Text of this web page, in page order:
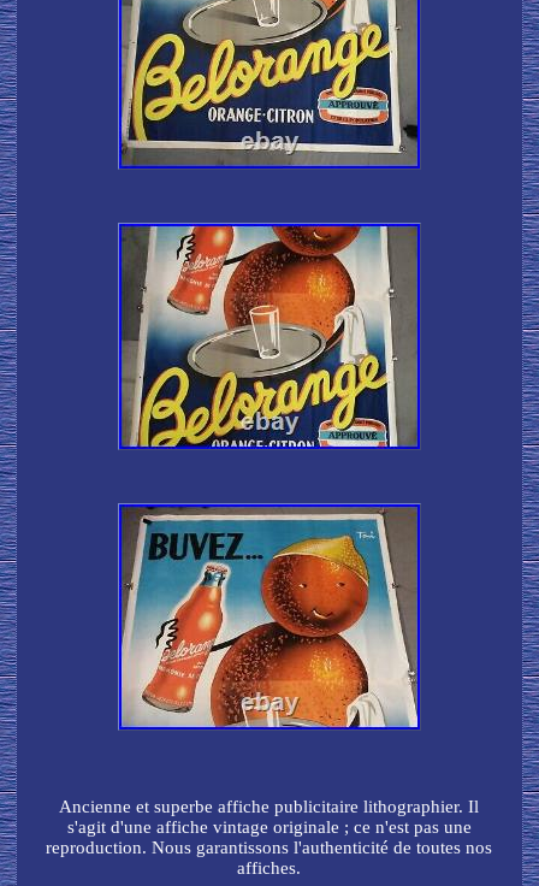
Ancienne et superbe affiche publicitaire lithographier. Il
s'agit d'une affiche vintage originale ; ce n'est pas une
reproduction. Nous garantissons l'authenticité de toutes nos
affiches.